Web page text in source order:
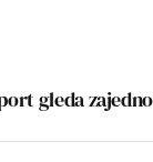
gleda zajedno